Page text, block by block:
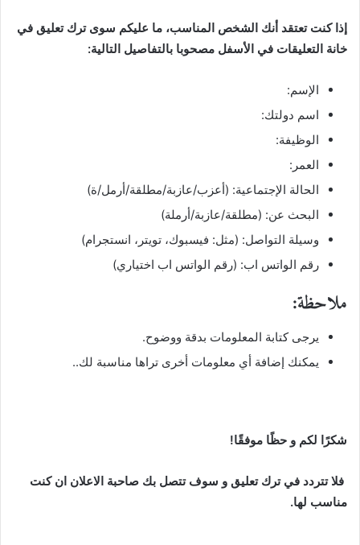
إذا كنت تعتقد أنك الشخص المناسب، ما عليكم سوى ترك تعليق في
خانة التعليقات في الأسفل مصحوبا بالتفاصيل التالية:
الإسم:
اسم دولتك:
الوظيفة:
العمر:
الحالة الإجتماعية: (أعزب/عازبة/مطلقة/أرمل/ة)
البحث عن: (مطلقة/عازبة/أرملة)
وسيلة التواصل: (مثل: فيسبوك، تويتر، انستجرام)
رقم الواتس اب: (رقم الواتس اب اختياري)
ملاحظة:
يرجى كتابة المعلومات بدقة ووضوح.
يمكنك إضافة أي معلومات أخرى تراها مناسبة لك..
شكرًا لكم و حظًا موفقًا!
فلا تتردد في ترك تعليق و سوف تتصل بك صاحبة الاعلان ان كنت
مناسب لها.